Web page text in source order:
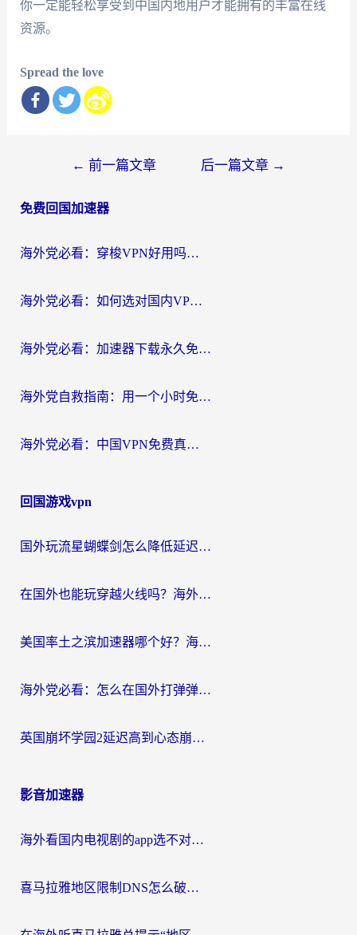
你一定能轻松享受到中国内地用户才能拥有的丰富在线
资源。
Spread the love
导
← 前一篇文章 后一篇文章 →
免费回国加速器
海外党必看：穿梭VPN好用吗？和云帆VPN对比哪个回国效果更好？附真实测评+避坑指南
海外党必看：如何选对国内VPN，实现无缝访问国内资源？
海外党必看：加速器下载永久免费版真的存在吗？教你无缝访问国内资源的正确姿势
海外党自救指南：用一个小时免费加速器，轻松打破国内资源访问壁垒？
海外党必看：中国VPN免费真的靠谱吗？手把手教你选对回国加速器
回国游戏vpn
国外玩流星蝴蝶剑怎么降低延迟？海外党必看的加速秘籍（含欧洲鸣潮&彩虹岛优化攻略）
在国外也能玩穿越火线吗？海外玩家国服游戏畅玩终极指南
美国率土之滨加速器哪个好？海外党国服游戏畅玩终极指南（附多游戏解决方案）
海外党必看：怎么在国外打弹弹堂不卡？番茄加速器亲测指南
英国崩坏学园2延迟高到心态崩？海外党国服游戏加速终极指南
影音加速器
海外看国内电视剧的app选不对？这份回国加速器避坑指南帮你流畅追剧
喜马拉雅地区限制DNS怎么破？海外党听国内音乐听书的终极解决方案